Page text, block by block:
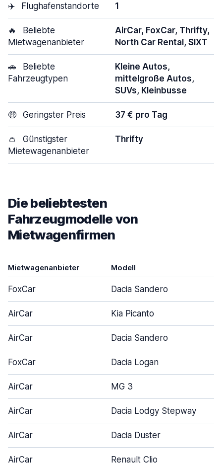
✈️ Flughafenstandorte 1
🔥
Beliebte
Mietwagenanbieter
AirCar, FoxCar, Thrifty,
North Car Rental, SIXT
🚗
Beliebte
Fahrzeugtypen
Kleine Autos,
mittelgroße Autos,
SUVs, Kleinbusse
🤑 Geringster Preis 37 € pro Tag
👛
Günstigster
Mietewagenanbieter
Thrifty
Die beliebtesten
Fahrzeugmodelle von
Mietwagenfirmen
Mietwagenanbieter Modell
FoxCar Dacia Sandero
AirCar Kia Picanto
AirCar Dacia Sandero
FoxCar Dacia Logan
AirCar MG 3
AirCar Dacia Lodgy Stepway
AirCar Dacia Duster
AirCar Renault Clio